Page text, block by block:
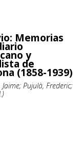
Memorias
y
de
(1858-1939)
Frederic;